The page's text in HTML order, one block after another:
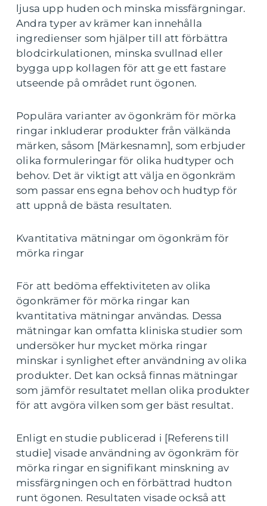
ljusa upp huden och minska missfärgningar.
Andra typer av krämer kan innehålla
ingredienser som hjälper till att förbättra
blodcirkulationen, minska svullnad eller
bygga upp kollagen för att ge ett fastare
utseende på området runt ögonen.
Populära varianter av ögonkräm för mörka
ringar inkluderar produkter från välkända
märken, såsom [Märkesnamn], som erbjuder
olika formuleringar för olika hudtyper och
behov. Det är viktigt att välja en ögonkräm
som passar ens egna behov och hudtyp för
att uppnå de bästa resultaten.
Kvantitativa mätningar om ögonkräm för
mörka ringar
För att bedöma effektiviteten av olika
ögonkrämer för mörka ringar kan
kvantitativa mätningar användas. Dessa
mätningar kan omfatta kliniska studier som
undersöker hur mycket mörka ringar
minskar i synlighet efter användning av olika
produkter. Det kan också finnas mätningar
som jämför resultatet mellan olika produkter
för att avgöra vilken som ger bäst resultat.
Enligt en studie publicerad i [Referens till
studie] visade användning av ögonkräm för
mörka ringar en signifikant minskning av
missfärgningen och en förbättrad hudton
runt ögonen. Resultaten visade också att